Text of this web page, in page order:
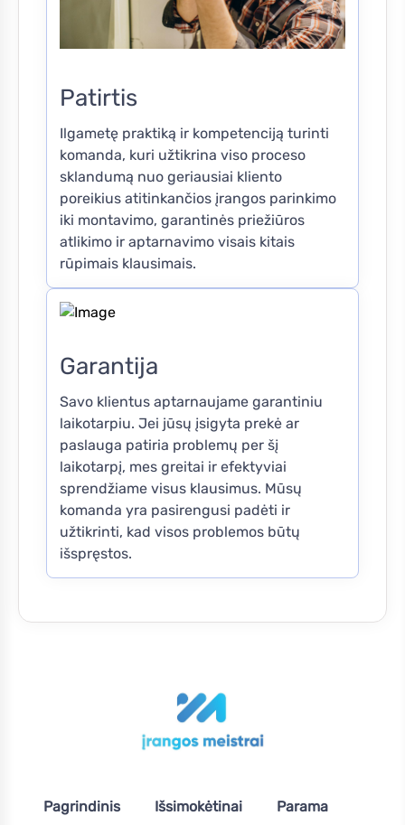
Patirtis
Ilgametę praktiką ir kompetenciją turinti
komanda, kuri užtikrina viso proceso
sklandumą nuo geriausiai kliento
poreikius atitinkančios įrangos parinkimo
iki montavimo, garantinės priežiūros
atlikimo ir aptarnavimo visais kitais
rūpimais klausimais.
Garantija
Savo klientus aptarnaujame garantiniu
laikotarpiu. Jei jūsų įsigyta prekė ar
paslauga patiria problemų per šį
laikotarpį, mes greitai ir efektyviai
sprendžiame visus klausimus. Mūsų
komanda yra pasirengusi padėti ir
užtikrinti, kad visos problemos būtų
išspręstos.
Pagrindinis Išsimokėtinai Parama